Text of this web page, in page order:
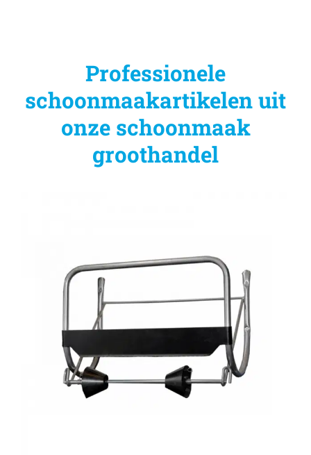
Professionele
schoonmaakartikelen uit
onze schoonmaak
groothandel